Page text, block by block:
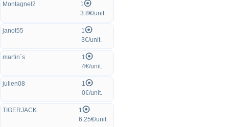
Montagnel2
1
3.8€/unit.
janot55
1
3€/unit.
martin`s
1
4€/unit.
julien08
1
0€/unit.
TIGERJACK
1
6.25€/unit.